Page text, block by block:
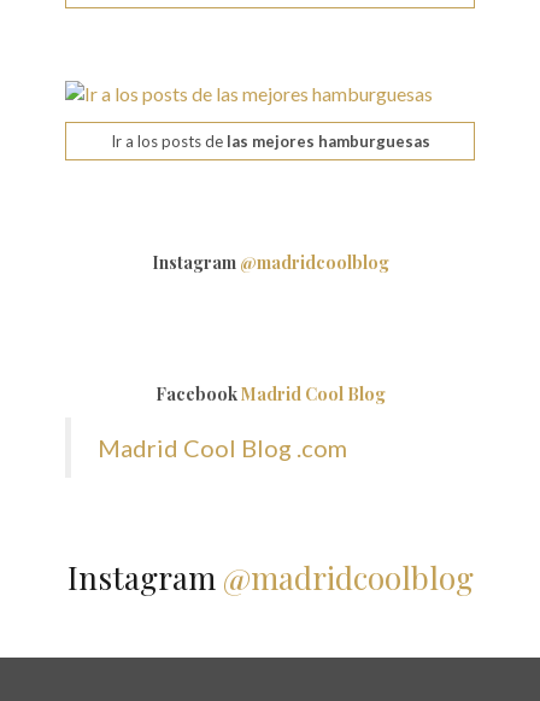
Ir a los posts delas mejores hamburguesas
Instagram @madridcoolblog
FacebookMadrid Cool Blog
Madrid Cool Blog .com
Instagram @madridcoolblog